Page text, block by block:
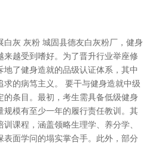
白灰 灰粉 城固县德友白灰粉厂，健身
来越受到嗜好。为了晋升行业举座修
地了健身造就的品级认证体系，其中
求的病笃主义。 要干与健身造就中级
的条目。最初，考生需具备低级健身
规模有至少一年的履行责任教训。其
课程，涵盖领略生理学、养分学、
表面学问的塌实掌合手。此外，部分